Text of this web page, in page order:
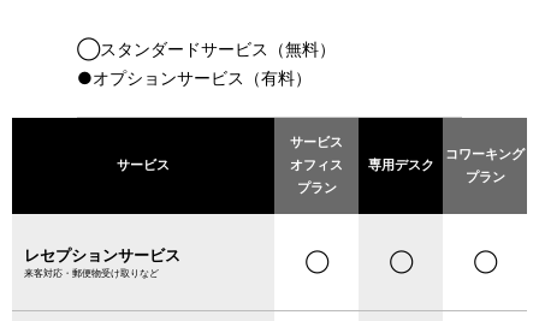
◯スタンダードサービス（無料）
●オプションサービス（有料）
サービス
サービス
オフィス
プラン
専用デスク
コワーキング
プラン
レセプションサービス
来客対応・郵便物受け取りなど
◯ ◯ ◯